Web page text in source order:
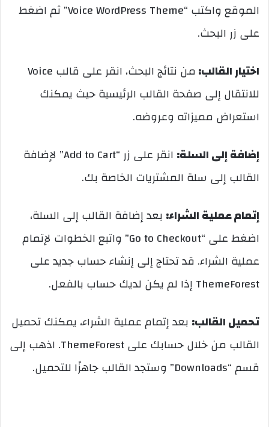
الموقع واكتب “Voice WordPress Theme” ثم اضغط
على زر البحث.
اختيار القالب:
من نتائج البحث، انقر على قالب Voice
للانتقال إلى صفحة القالب الرئيسية حيث يمكنك
استعراض مميزاته وعروضه.
إضافة إلى السلة:
انقر على زر “Add to Cart” لإضافة
القالب إلى سلة المشتريات الخاصة بك.
إتمام عملية الشراء: بعد إضافة القالب إلى السلة،
اضغط على “Go to Checkout” واتبع الخطوات لإتمام
عملية الشراء. قد تحتاج إلى إنشاء حساب جديد على
ThemeForest إذا لم يكن لديك حساب بالفعل.
تحميل القالب: بعد إتمام عملية الشراء، يمكنك تحميل
القالب من خلال حسابك على ThemeForest. اذهب إلى
قسم “Downloads” وستجد القالب جاهزًا للتحميل.